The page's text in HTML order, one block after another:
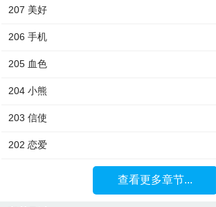
207 美好
206 手机
205 血色
204 小熊
203 信使
202 恋爱
查看更多章节...